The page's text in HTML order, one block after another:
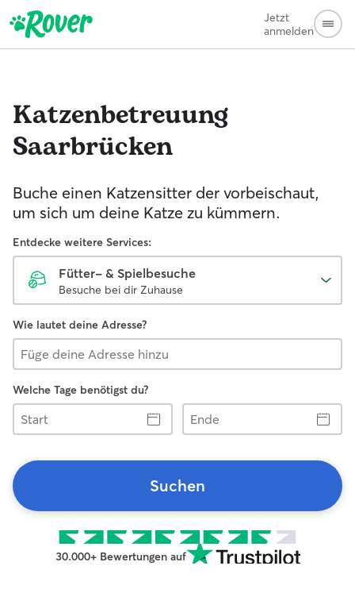
Jetzt
anmelden
Katzenbetreuung
Saarbrücken
Buche einen Katzensitter der vorbeischaut,
um sich um deine Katze zu kümmern.
Entdecke weitere Services:
Fütter- & Spielbesuche
Besuche bei dir Zuhause
Wie lautet deine Adresse?
Welche Tage benötigst du?
Start
Ende
Suchen
30.000+ Bewertungen auf